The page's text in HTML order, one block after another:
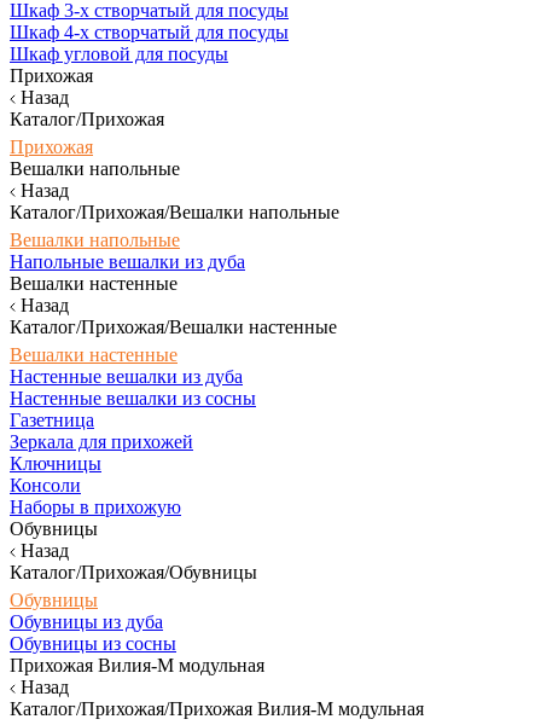
Шкаф 3-х створчатый для посуды
Шкаф 4-х створчатый для посуды
Шкаф угловой для посуды
Прихожая
Назад
Каталог/Прихожая
Прихожая
Вешалки напольные
Назад
Каталог/Прихожая/Вешалки напольные
Вешалки напольные
Напольные вешалки из дуба
Вешалки настенные
Назад
Каталог/Прихожая/Вешалки настенные
Вешалки настенные
Настенные вешалки из дуба
Настенные вешалки из сосны
Газетница
Зеркала для прихожей
Ключницы
Консоли
Наборы в прихожую
Обувницы
Назад
Каталог/Прихожая/Обувницы
Обувницы
Обувницы из дуба
Обувницы из сосны
Прихожая Вилия-М модульная
Назад
Каталог/Прихожая/Прихожая Вилия-М модульная